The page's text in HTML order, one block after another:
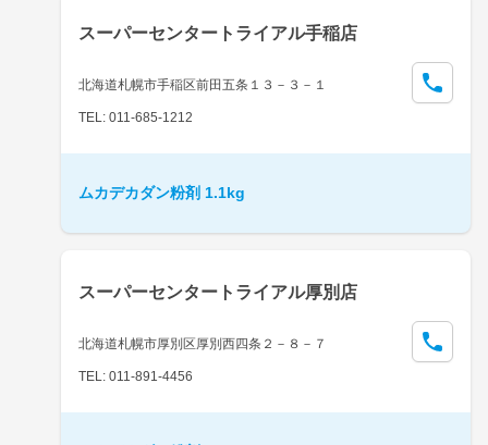
スーパーセンタートライアル手稲店
北海道札幌市手稲区前田五条１３－３－１
TEL: 011-685-1212
ムカデカダン粉剤 1.1kg
スーパーセンタートライアル厚別店
北海道札幌市厚別区厚別西四条２－８－７
TEL: 011-891-4456